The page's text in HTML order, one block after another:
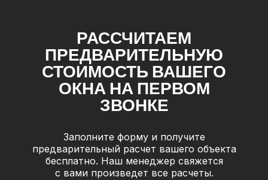
РАССЧИТАЕМ
ПРЕДВАРИТЕЛЬНУЮ
СТОИМОСТЬ ВАШЕГО
ОКНА НА ПЕРВОМ
ЗВОНКЕ
Заполните форму и получите
предварительный расчет вашего объекта
бесплатно. Наш менеджер свяжется
с вами произведет все расчеты.